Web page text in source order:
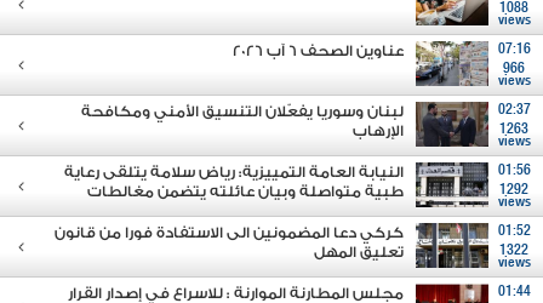
1088
views
07:16
966
views
عناوين الصحف 6 آب 2026
02:37
1263
views
لبنان وسوريا يفعّلان التنسيق الأمني ومكافحة
الإرهاب
01:56
1292
views
النيابة العامة التمييزية: رياض سلامة يتلقى رعاية
طبية متواصلة وبيان عائلته يتضمن مغالطات
01:52
1322
views
كركي دعا المضمونين الى الاستفادة فورا من قانون
تعليق المهل
01:44
مجلس المطارنة الموارنة : للاسراع في إصدار القرار